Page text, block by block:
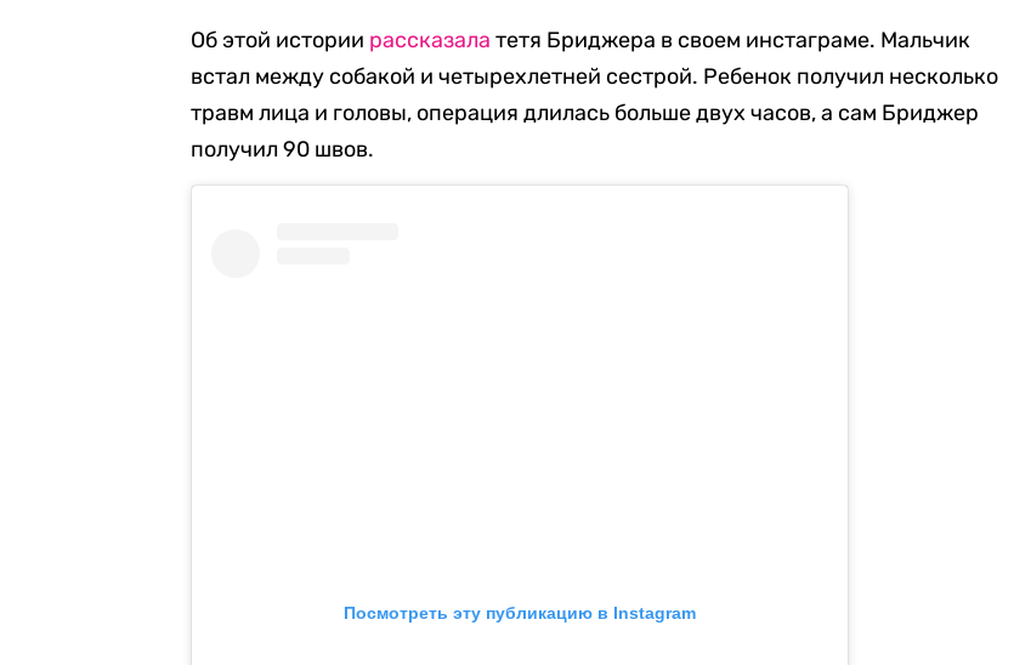
Об этой истории рассказала тетя Бриджера в своем инстаграме. Мальчик
встал между собакой и четырехлетней сестрой. Ребенок получил несколько
травм лица и головы, операция длилась больше двух часов, а сам Бриджер
получил 90 швов.
Посмотреть эту публикацию в Instagram